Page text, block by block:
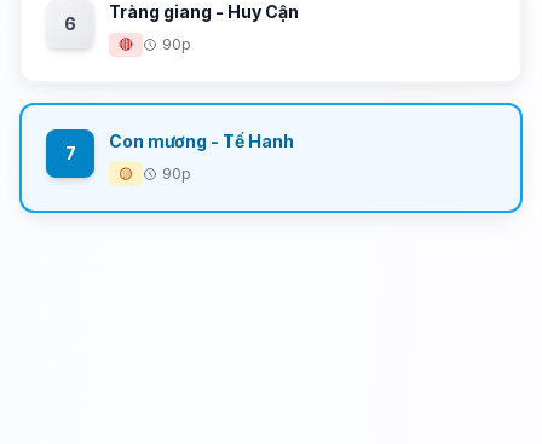
6
Tràng giang - Huy Cận
🔴 90p
7
Con mương - Tế Hanh
🟡 90p